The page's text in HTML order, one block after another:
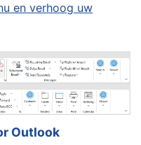
en verhoog uw
Outlook